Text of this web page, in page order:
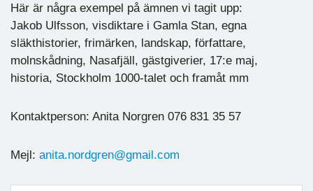
Här är några exempel på ämnen vi tagit upp:
Jakob Ulfsson, visdiktare i Gamla Stan, egna
släkthistorier, frimärken, landskap, författare,
molnskådning, Nasafjäll, gästgiverier, 17:e maj,
historia, Stockholm 1000-talet och framåt mm
Kontaktperson: Anita Norgren 076 831 35 57
Mejl: anita.nordgren@gmail.com